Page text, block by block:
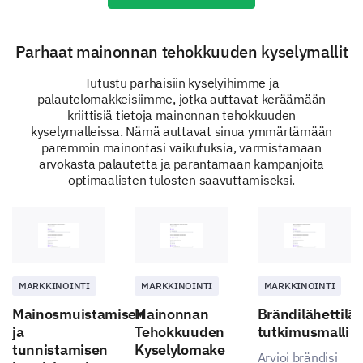
Parhaat mainonnan tehokkuuden kyselymallit
Tutustu parhaisiin kyselyihimme ja
palautelomakkeisiimme, jotka auttavat keräämään
kriittisiä tietoja mainonnan tehokkuuden
kyselymalleissa. Nämä auttavat sinua ymmärtämään
paremmin mainontasi vaikutuksia, varmistamaan
arvokasta palautetta ja parantamaan kampanjoita
optimaalisten tulosten saavuttamiseksi.
MARKKINOINTI
Mainosmuistamisen
ja
tunnistamisen
MARKKINOINTI
Mainonnan
Tehokkuuden
Kyselylomake
MARKKINOINTI
tutkimusmalli
Arvioi brändisi